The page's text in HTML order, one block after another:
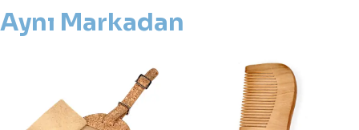
Aynı Markadan